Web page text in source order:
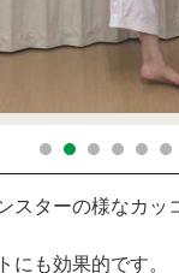
スターの様なカッ
にも効果的です。